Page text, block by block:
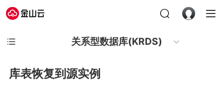
关系型数据库(KRDS)
库表恢复到源实例